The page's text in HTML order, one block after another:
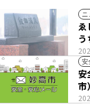
ニ
ゑ
め
安
安
市